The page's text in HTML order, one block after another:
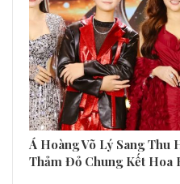
Á Hoàng Võ Lý Sang
Thảm Đỏ Chung Kết Hoa